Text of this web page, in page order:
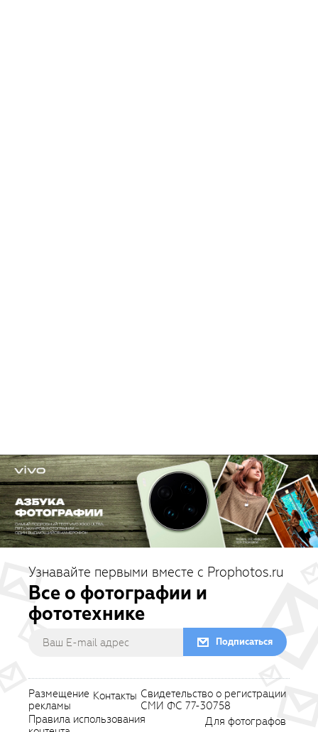
Узнавайте первыми вместе с Prophotos.ru
Все о фотографии и
фототехнике
Подписаться
Размещение
рекламы
Контакты Свидетельство о регистрации
СМИ ФС 77-30758
Правила использования
Для фотографов